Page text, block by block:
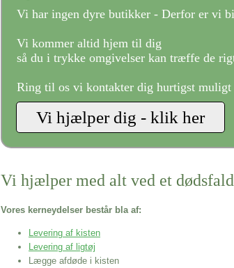
Vi har ingen dyre butikker - Derfor er vi
Vi kommer altid hjem til dig
så du i trykke omgivelser kan træffe de
Ring til os vi kontakter dig hurtigst muligt
Vi hjælper med alt ved et dødsfald
Vores kerneydelser består bla af:
Levering af kisten
Levering af ligtøj
Lægge afdøde i kisten